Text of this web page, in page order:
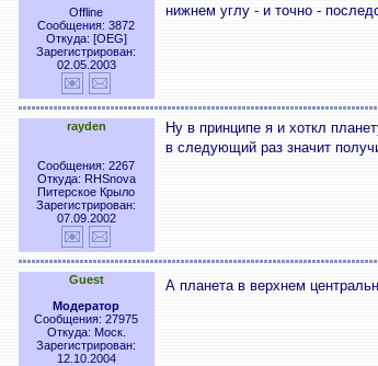
Offline
Сообщения: 3872
Откуда: [OEG]
Зарегистрирован:
02.05.2003
нижнем углу - и точно -
rayden
Сообщения: 2267
Откуда: RHSnova
Питерское Крыло
Зарегистрирован:
07.09.2002
Ну в принципе я и хоткл
в следующий раз значит
Guest
Модератор
Сообщения: 27975
Откуда: Моск.
Зарегистрирован:
12.10.2004
А планета в верхнем